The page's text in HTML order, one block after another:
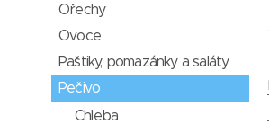
Ořechy
Ovoce
Paštiky, pomazánky a saláty
Pečivo
Chleba